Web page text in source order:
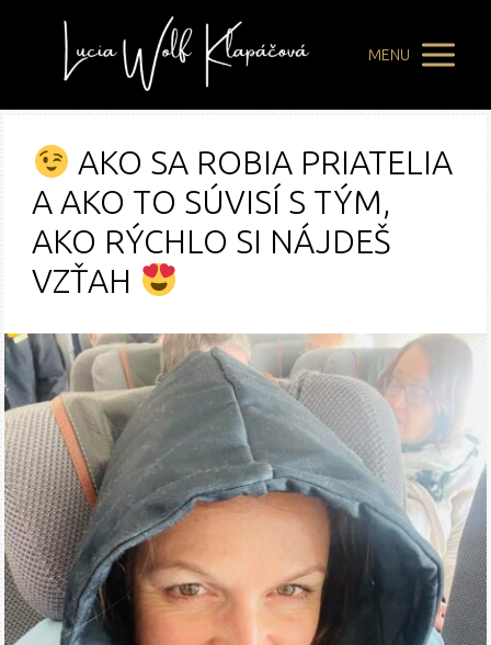
MENU
AKO SA ROBIA PRIATELIA
A AKO TO SÚVISÍ S TÝM,
AKO RÝCHLO SI NÁJDEŠ
VZŤAH